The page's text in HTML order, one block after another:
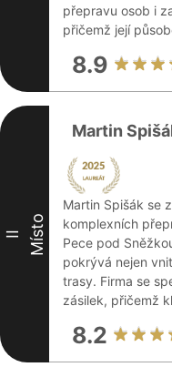
přepravu osob i
přičemž její
8.9
II Místo
Martin
Martin Spišák se
komplexních
Pece pod
pokrývá nejen
trasy. Firma se
zásilek, přičemž
8.2